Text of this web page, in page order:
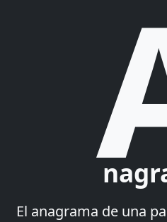
El anagrama de una